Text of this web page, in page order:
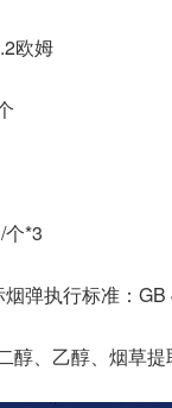
欧姆
*3
弹执行标准：
醇、乙醇、烟草